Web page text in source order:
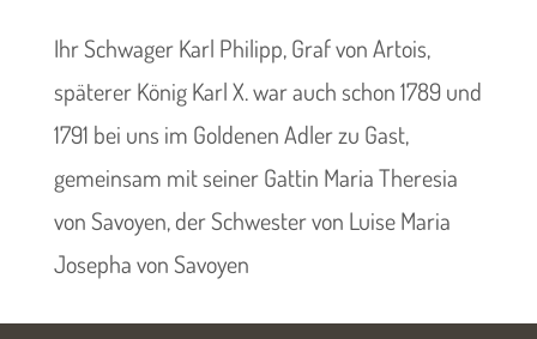
Ihr Schwager Karl Philipp, Graf von Artois,
späterer König Karl X. war auch schon 1789 und
1791 bei uns im Goldenen Adler zu Gast,
gemeinsam mit seiner Gattin Maria Theresia
von Savoyen, der Schwester von Luise Maria
Josepha von Savoyen